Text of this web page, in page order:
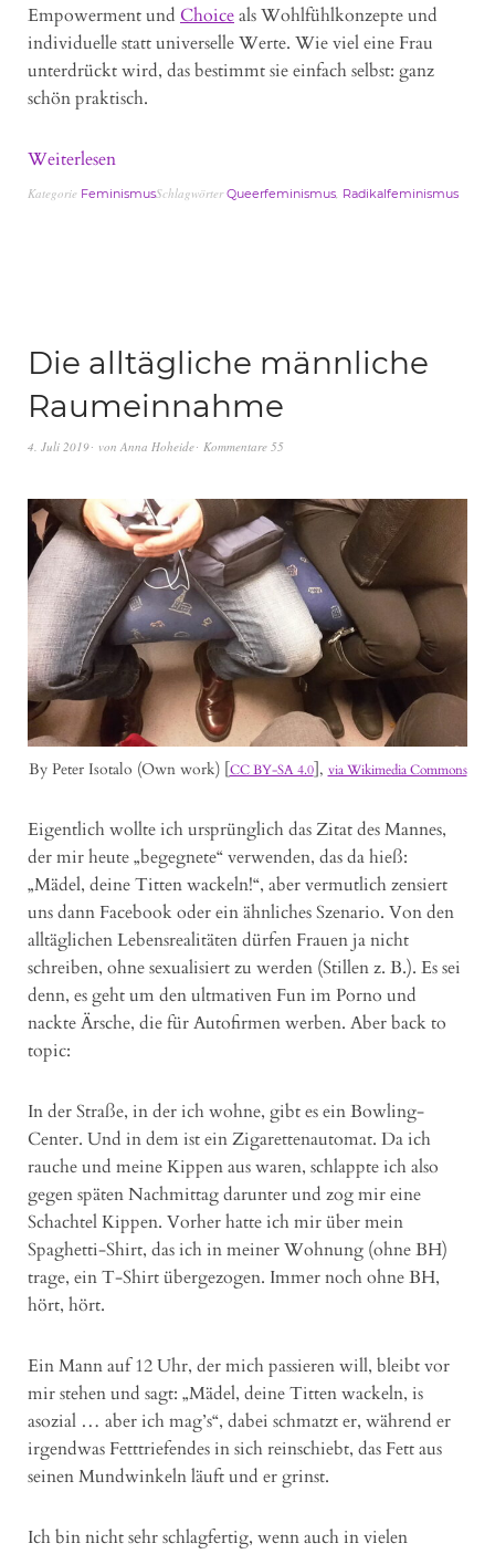
Empowerment und Choiceals Wohlfühlkonzepte und
individuelle statt universelle Werte. Wie viel eine Frau
unterdrückt wird, das bestimmt sie einfach selbst: ganz
schön praktisch.
Weiterlesen
Kategorie FeminismusSchlagwörterQueerfeminismus, Radikalfeminismus
Die alltägliche männliche
Raumeinnahme
4. Juli 2019 von Anna Hoheide Kommentare 55
By Peter Isotalo (Own work) [ CC BY-SA 4.0], via Wikimedia Commons
Eigentlich wollte ich ursprünglich das Zitat des Mannes,
der mir heute „begegnete“ verwenden, das da hieß:
„Mädel, deine Titten wackeln!“, aber vermutlich zensiert
uns dann Facebook oder ein ähnliches Szenario. Von den
alltäglichen Lebensrealitäten dürfen Frauen ja nicht
schreiben, ohne sexualisiert zu werden (Stillen z. B.). Es sei
denn, es geht um den ultmativen Fun im Porno und
nackte Ärsche, die für Autofirmen werben. Aber back to
topic:
In der Straße, in der ich wohne, gibt es ein Bowling-
Center. Und in dem ist ein Zigarettenautomat. Da ich
rauche und meine Kippen aus waren, schlappte ich also
gegen späten Nachmittag darunter und zog mir eine
Schachtel Kippen. Vorher hatte ich mir über mein
Spaghetti-Shirt, das ich in meiner Wohnung (ohne BH)
trage, ein T-Shirt übergezogen. Immer noch ohne BH,
hört, hört.
Ein Mann auf 12 Uhr, der mich passieren will, bleibt vor
mir stehen und sagt: „Mädel, deine Titten wackeln, is
asozial … aber ich mag’s“, dabei schmatzt er, während er
irgendwas Fetttriefendes in sich reinschiebt, das Fett aus
seinen Mundwinkeln läuft und er grinst.
Ich bin nicht sehr schlagfertig, wenn auch in vielen